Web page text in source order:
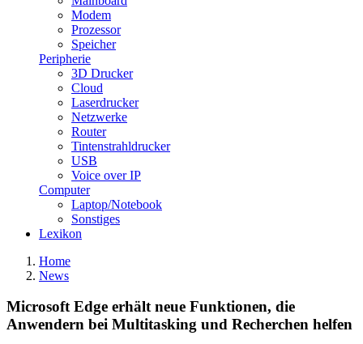
Modem
Prozessor
Speicher
Peripherie
3D Drucker
Cloud
Laserdrucker
Netzwerke
Router
Tintenstrahldrucker
USB
Voice over IP
Computer
Laptop/Notebook
Sonstiges
Lexikon
Home
News
Microsoft Edge erhält neue Funktionen, die
Anwendern bei Multitasking und Recherchen helfen